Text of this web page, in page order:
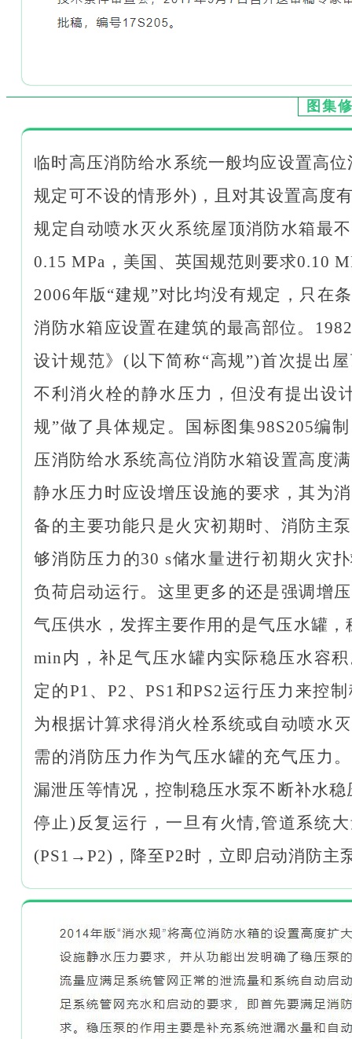
图集
临时高压消防给水系统一般均应设置高
规定可不设的情形外)，且对其设置高度
规定自动喷水灭火系统屋顶消防水箱最
0.15 MPa，美国、英国规范则要求0.10
2006年版“建规”对比均没有规定，只在
消防水箱应设置在建筑的最高部位。
设计规范》(以下简称“高规”)首次提出
不利消火栓的静水压力，但没有提出设
规”做了具体规定。国标图集98S205编
压消防给水系统高位消防水箱设置高度
静水压力时应设增压设施的要求，其为
备的主要功能只是火灾初期时、消防主
够消防压力的30 s储水量进行初期火灾
负荷启动运行。这里更多的还是强调增
气压供水，发挥主要作用的是气压水罐
min内，补足气压水罐内实际稳压水容
定的P1、P2、PS1和PS2运行压力来控
为根据计算求得消火栓系统或自动喷水
需的消防压力作为气压水罐的充气压力
漏泄压等情况，控制稳压水泵不断补水稳
停止)反复运行，一旦有火情,管道系统
(PS1→P2)，降至P2时，立即启动消防主